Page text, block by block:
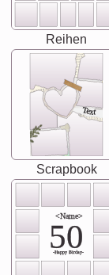
Reihen
Text
Scrapbook
<Name>
50
-Happy Birday-